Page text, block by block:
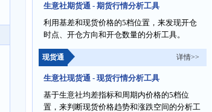
生意社期货通 - 期货行情分析工具
利用基差和现货价格的5档位置，来发现开仓
时点、开仓方向和开仓数量的分析工具。
现货通 详情>>
生意社现货通 - 现货行情分析工具
基于生意社均差指标和周期内价格的5档位
置，来判断现货价格趋势和涨跌空间的分析工